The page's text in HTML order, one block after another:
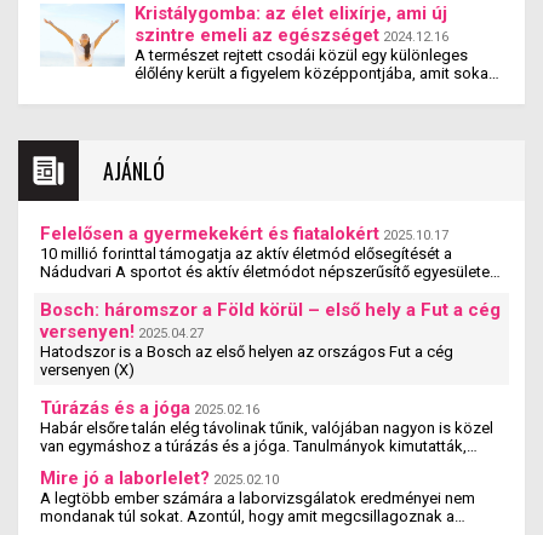
atléták, akik most mesélnek a pályafutásukról,
tippeket és praktikákat osztanak meg veletek.
Mindegyikükkel beszélgettünk a gátfutásról, a
versenyzésről, jövőbeni céljaikról és eddigi
Kristálygomba: az élet elixírje, ami új
szintre emeli az egészséget 2024.12.16
A természet rejtett csodái közül egy különleges
élőlény került a figyelem középpontjába, amit sokan
a kristálygomba. Eme varázslatos szervezet
hívei között.
AJÁNLÓ
Felelősen a gyermekekért és fiatalokért 2025.10.17
10 millió forinttal támogatja az aktív életmód elősegítését a
Nádudvari A sportot és aktív életmódot népszerűsítő egyesületek,
Bosch: háromszor a Föld körül – első hely a Fut a cég
versenyen! 2025.04.27
Hatodszor is a Bosch az első helyen az országos Fut a cég
versenyen (X)
Túrázás és a jóga 2025.02.16
Habár elsőre talán elég távolinak tűnik, valójában nagyon is közel
van egymáshoz a túrázás és a jóga. Tanulmányok kimutatták,
Mire jó a laborlelet? 2025.02.10
A legtöbb ember számára a laborvizsgálatok eredményei nem
mondanak túl sokat. Azontúl, hogy amit megcsillagoznak a